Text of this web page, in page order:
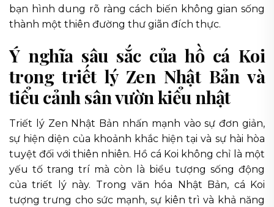
bạn hình dung rõ ràng cách biến không gian sống
thành một thiên đường thư giãn đích thực.
Ý nghĩa sâu sắc của hồ cá Koi
trong triết lý Zen Nhật Bản và
tiểu cảnh sân vườn kiểu nhật
Triết lý Zen Nhật Bản nhấn mạnh vào sự đơn giản,
sự hiện diện của khoảnh khắc hiện tại và sự hài hòa
tuyệt đối với thiên nhiên. Hồ cá Koi không chỉ là một
yếu tố trang trí mà còn là biểu tượng sống động
của triết lý này. Trong văn hóa Nhật Bản, cá Koi
tượng trưng cho sức mạnh, sự kiên trì và khả năng